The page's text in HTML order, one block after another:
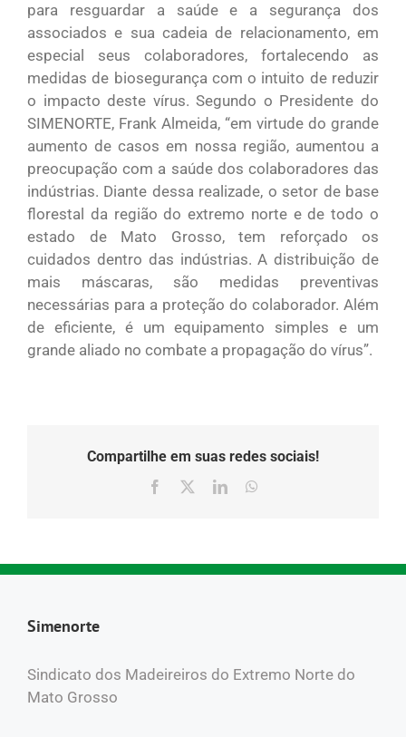
para resguardar a saúde e a segurança dos
associados e sua cadeia de relacionamento, em
especial seus colaboradores, fortalecendo as
medidas de biosegurança com o intuito de reduzir
o impacto deste vírus. Segundo o Presidente do
SIMENORTE, Frank Almeida, “em virtude do grande
aumento de casos em nossa região, aumentou a
preocupação com a saúde dos colaboradores das
indústrias. Diante dessa realizade, o setor de base
florestal da região do extremo norte e de todo o
estado de Mato Grosso, tem reforçado os
cuidados dentro das indústrias. A distribuição de
mais máscaras, são medidas preventivas
necessárias para a proteção do colaborador. Além
de eficiente, é um equipamento simples e um
grande aliado no combate a propagação do vírus”.
Compartilhe em suas redes sociais!
Facebook LinkedIn
Simenorte
Sindicato dos Madeireiros do Extremo Norte do
Mato Grosso